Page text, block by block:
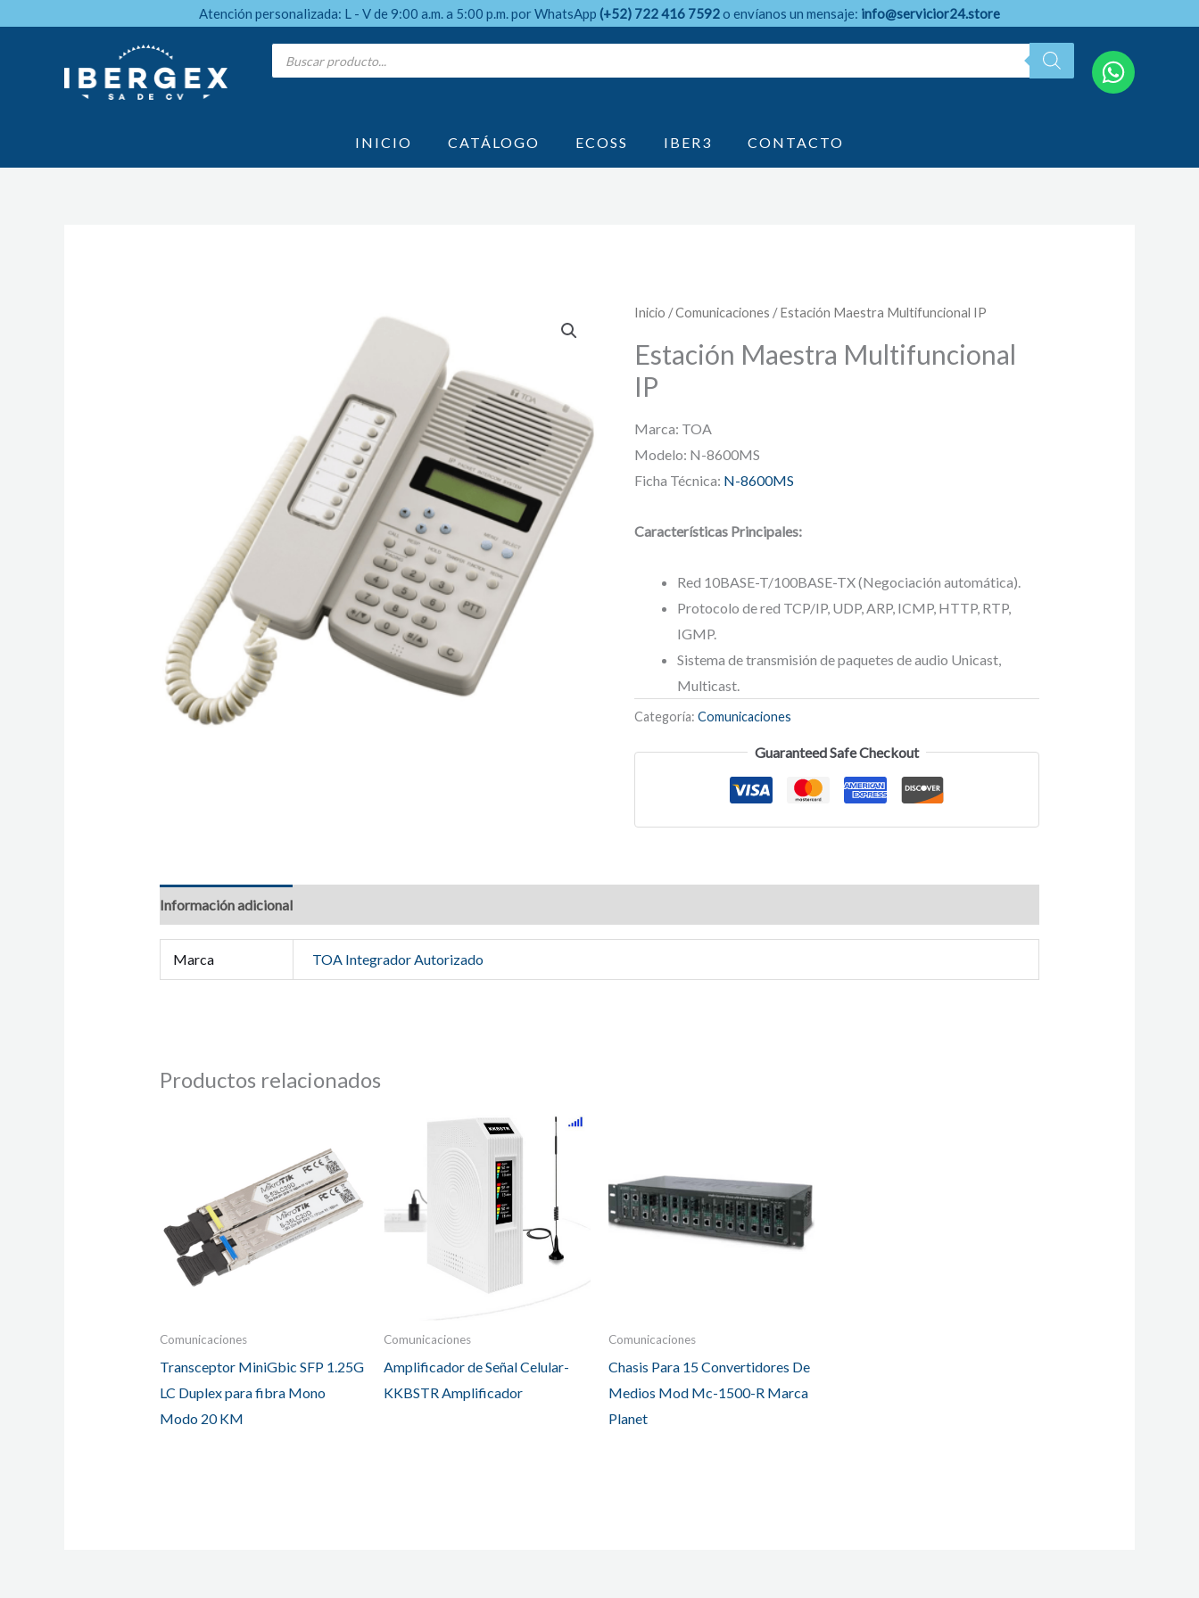
Atención personalizada: L - V de 9:00 a.m. a 5:00 p.m. por WhatsApp (+52) 722 416 7592o envíanos un mensaje: info@servicior24.store
Products
search
INICIO CATÁLOGO ECOSS IBER3 CONTACTO
Inicio /Comunicaciones / Estación Maestra Multifuncional IP
Estación Maestra Multifuncional
IP
Marca: TOA
Modelo: N-8600MS
Ficha Técnica: N-8600MS
Características Principales:
Red 10BASE-T/100BASE-TX (Negociación automática).
Protocolo de red TCP/IP, UDP, ARP, ICMP, HTTP, RTP,
IGMP.
Sistema de transmisión de paquetes de audio Unicast,
Multicast.
Categoría:Comunicaciones
Guaranteed Safe Checkout
Información adicional
Marca TOA Integrador Autorizado
Productos relacionados
Comunicaciones
Transceptor MiniGbic SFP 1.25G
LC Duplex para fibra Mono
Modo 20 KM
Comunicaciones
Amplificador de Señal Celular-
KKBSTR Amplificador
Comunicaciones
Chasis Para 15 Convertidores De
Medios Mod Mc-1500-R Marca
Planet